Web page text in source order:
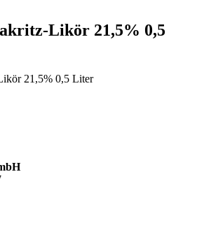
Likör 21,5% 0,5